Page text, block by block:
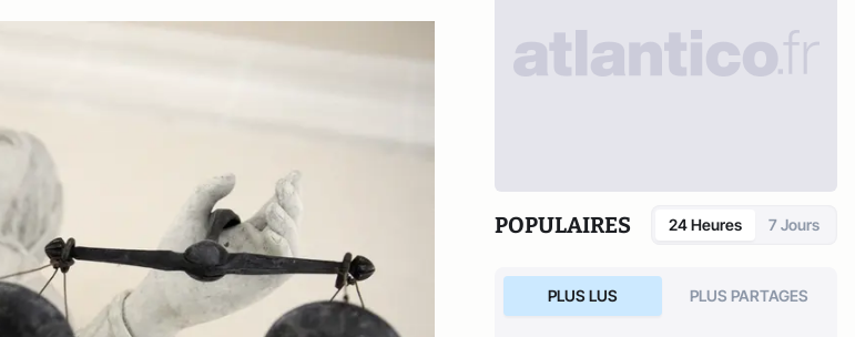
POPULAIRES 24 Heures 7 Jours
PLUS LUS PLUS PARTAGES